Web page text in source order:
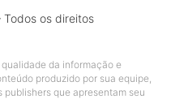
os direitos
da informação e
produzido por sua equipe,
que apresentam seu